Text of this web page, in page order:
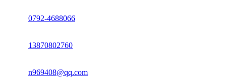
0792-4688066
13870802760
n969408@qq.com